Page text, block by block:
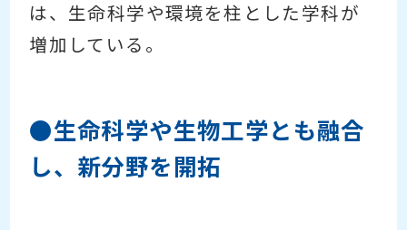
は、生命科学や環境を柱とした学科が
増加している。
●生命科学や生物工学とも融合
し、新分野を開拓